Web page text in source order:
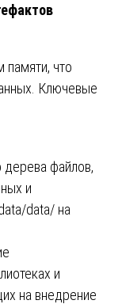
памяти, что
Ключевые
дерева файлов,
и
data/ на
и
на внедрение